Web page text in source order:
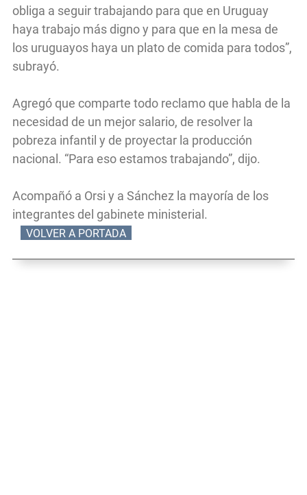
obliga a seguir trabajando para que en Uruguay
haya trabajo más digno y para que en la mesa de
los uruguayos haya un plato de comida para todos”,
subrayó.
Agregó que comparte todo reclamo que habla de la
necesidad de un mejor salario, de resolver la
pobreza infantil y de proyectar la producción
nacional. “Para eso estamos trabajando”, dijo.
Acompañó a Orsi y a Sánchez la mayoría de los
integrantes del gabinete ministerial.
VOLVER A PORTADA